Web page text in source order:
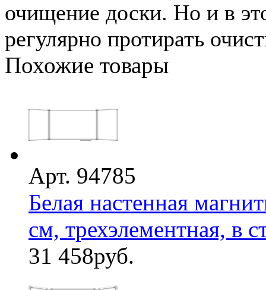
очищение доски. Но и в
регулярно протирать
Похожие товары
Арт. 94785
Белая настенная
см, трехэлементная, в
31 458руб.